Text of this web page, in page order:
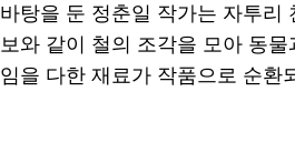
바탕을 둔 정춘일 작가는 자투리
보와 같이 철의 조각을 모아 동
임을 다한 재료가 작품으로 순환